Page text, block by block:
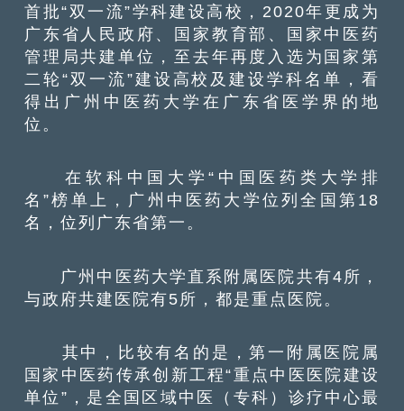
首批“双一流”学科建设高校，2020年更成为
广东省人民政府、国家教育部、国家中医药
管理局共建单位，至去年再度入选为国家第
二轮“双一流”建设高校及建设学科名单，看
得出广州中医药大学在广东省医学界的地
位。
在软科中国大学“中国医药类大学排
名”榜单上，广州中医药大学位列全国第18
名，位列广东省第一。
广州中医药大学直系附属医院共有4所，
与政府共建医院有5所，都是重点医院。
其中，比较有名的是，第一附属医院属
国家中医药传承创新工程“重点中医医院建设
单位”，是全国区域中医（专科）诊疗中心最